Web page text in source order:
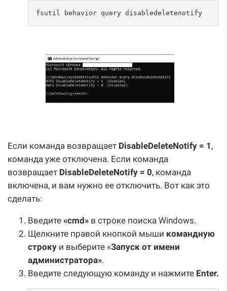
fsutil behavior query disabledeletenotify
Если команда возвращает DisableDeleteNotify = 1 ,
команда уже отключена. Если команда
возвращает DisableDeleteNotify = 0, команда
включена, и вам нужно ее отключить. Вот как это
сделать:
Введите «cmd» в строке поиска Windows.
Щелкните правой кнопкой мыши командную
строку и выберите «Запуск от имени
администратора».
Введите следующую команду и нажмите Enter.